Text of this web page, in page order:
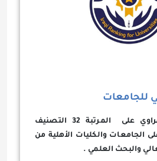
للجامعات
حصلت جامعة الزهراوي على المرتبة 32 التصنيف
الجامعات والكليات الأهلية من
والبحث العلمي .